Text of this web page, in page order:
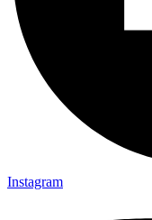
Instagram